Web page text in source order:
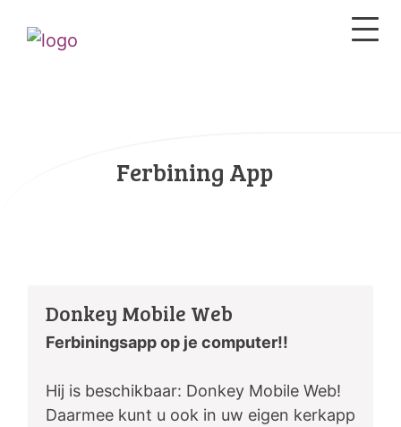
Ferbining App
Donkey Mobile Web
Ferbiningsapp op je computer!!
Hij is beschikbaar: Donkey Mobile Web!
Daarmee kunt u ook in uw eigen kerkapp